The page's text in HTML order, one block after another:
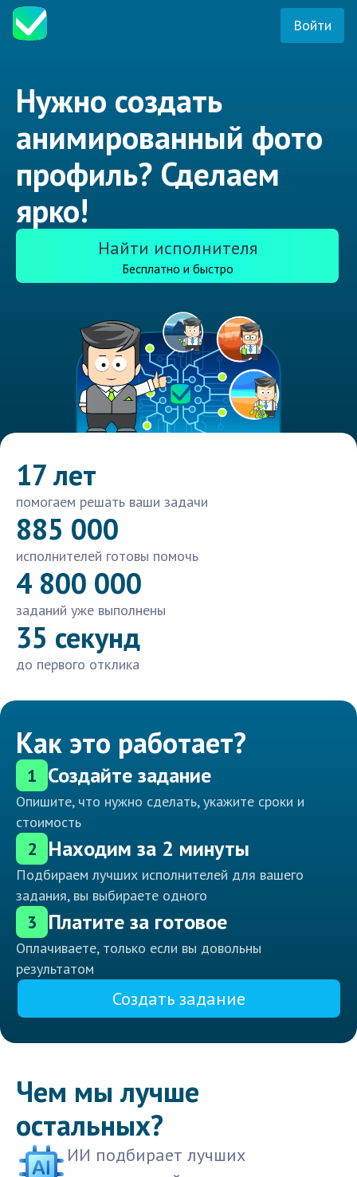
Войти
Нужно создать
анимированный фото
профиль? Сделаем
ярко!
Найти исполнителя
Бесплатно и быстро
17 лет
помогаем решать ваши задачи
885 000
исполнителей готовы помочь
4 800 000
заданий уже выполнены
35 секунд
до первого отклика
Как это работает?
1 Создайте задание
Опишите, что нужно сделать, укажите сроки и
стоимость
2 Находим за 2 минуты
Подбираем лучших исполнителей для вашего
задания, вы выбираете одного
3 Платите за готовое
Оплачиваете, только если вы довольны
результатом
Создать задание
Чем мы лучше
остальных?
ИИ подбирает лучших